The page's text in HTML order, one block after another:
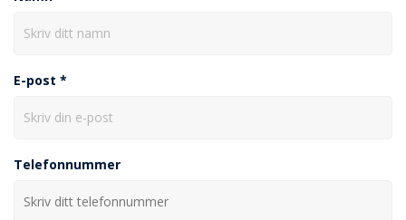
E-post *
Telefonnummer